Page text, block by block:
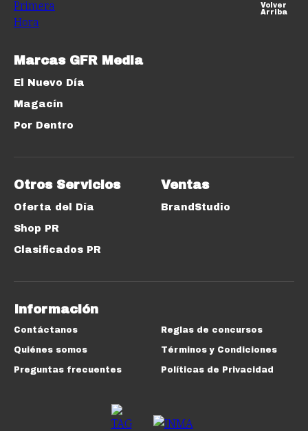
Volver
Arriba
Marcas GFR Media
El Nuevo Día
Magacín
Por Dentro
Otros Servicios
Oferta del Día
Shop PR
Clasificados PR
Ventas
BrandStudio
Información
Contáctanos
Quiénes somos
Preguntas frecuentes
Reglas de concursos
Términos y Condiciones
Políticas de Privacidad